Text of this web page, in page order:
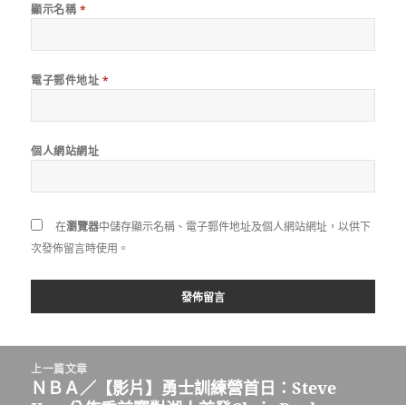
顯示名稱 *
電子郵件地址 *
個人網站網址
在瀏覽器中儲存顯示名稱、電子郵件地址及個人網站網址，以供下
次發佈留言時使用。
上一篇文章
上
ＮＢＡ／【影片】勇士訓練營首日：Steve